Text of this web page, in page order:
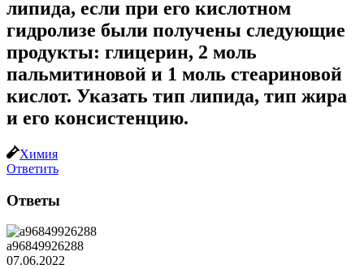
липида, если при его кислотном
гидролизе были получены следующие
продукты: глицерин, 2 моль
пальмитиновой и 1 моль стеариновой
кислот. Указать тип липида, тип жира
и его консистенцию.
Химия
Ответить
Ответы
a96849926288
07.06.2022